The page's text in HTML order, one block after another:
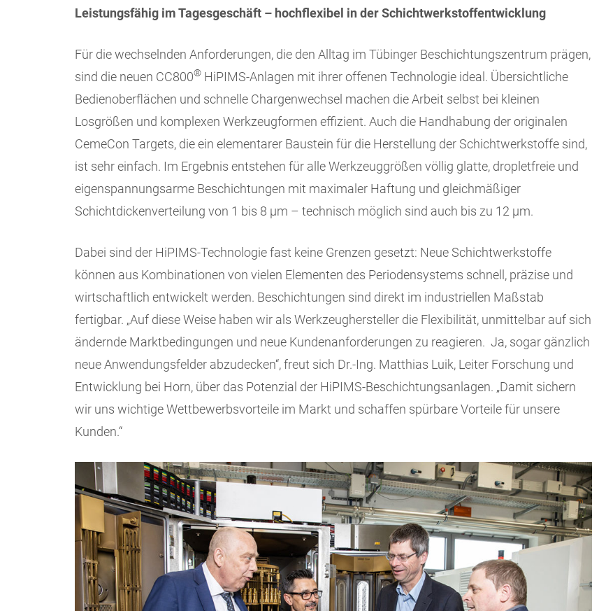
Leistungsfähig im Tagesgeschäft – hochflexibel in der Schichtwerkstoffentwicklung
Für die wechselnden Anforderungen, die den Alltag im Tübinger Beschichtungszentrum prägen,
sind die neuen CC800® HiPIMS-Anlagen mit ihrer offenen Technologie ideal. Übersichtliche
Bedienoberflächen und schnelle Chargenwechsel machen die Arbeit selbst bei kleinen
Losgrößen und komplexen Werkzeugformen effizient. Auch die Handhabung der originalen
CemeCon Targets, die ein elementarer Baustein für die Herstellung der Schichtwerkstoffe sind,
ist sehr einfach. Im Ergebnis entstehen für alle Werkzeuggrößen völlig glatte, dropletfreie und
eigenspannungsarme Beschichtungen mit maximaler Haftung und gleichmäßiger
Schichtdickenverteilung von 1 bis 8 µm – technisch möglich sind auch bis zu 12 µm.
Dabei sind der HiPIMS-Technologie fast keine Grenzen gesetzt: Neue Schichtwerkstoffe
können aus Kombinationen von vielen Elementen des Periodensystems schnell, präzise und
wirtschaftlich entwickelt werden. Beschichtungen sind direkt im industriellen Maßstab
fertigbar. „Auf diese Weise haben wir als Werkzeughersteller die Flexibilität, unmittelbar auf sich
ändernde Marktbedingungen und neue Kundenanforderungen zu reagieren. Ja, sogar gänzlich
neue Anwendungsfelder abzudecken“, freut sich Dr.-Ing. Matthias Luik, Leiter Forschung und
Entwicklung bei Horn, über das Potenzial der HiPIMS-Beschichtungsanlagen. „Damit sichern
wir uns wichtige Wettbewerbsvorteile im Markt und schaffen spürbare Vorteile für unsere
Kunden.“